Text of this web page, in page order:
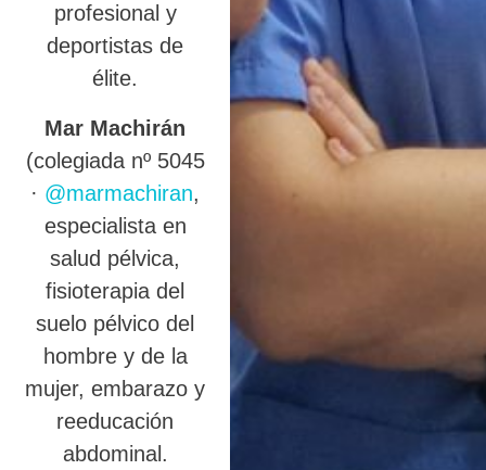
profesional y
deportistas de
élite.
Mar Machirán
(colegiada nº 5045
· @marmachiran,
especialista en
salud pélvica,
fisioterapia del
suelo pélvico del
hombre y de la
mujer, embarazo y
reeducación
abdominal.